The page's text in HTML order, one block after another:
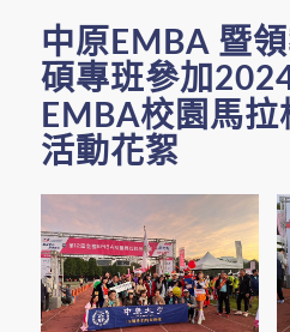
中原EMBA 暨
碩專班參加
EMBA校園馬
活動花絮